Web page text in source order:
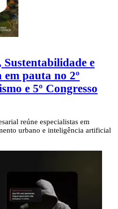
Sustentabilidade e
pauta no 2º
e 5º Congresso
reúne especialistas em
urbano e inteligência artificial